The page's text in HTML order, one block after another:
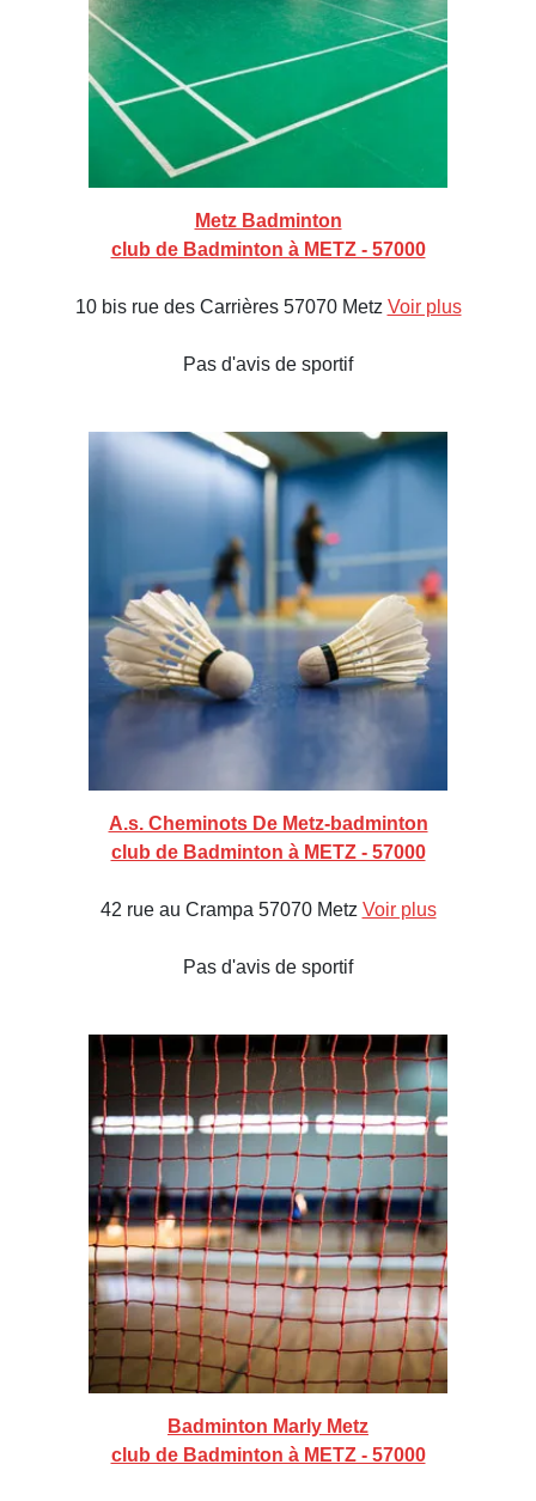
Metz Badminton
club de Badminton à METZ - 57000
10 bis rue des Carrières 57070 Metz Voir plus
Pas d'avis de sportif
A.s. Cheminots De Metz-badminton
club de Badminton à METZ - 57000
42 rue au Crampa 57070 Metz Voir plus
Pas d'avis de sportif
Badminton Marly Metz
club de Badminton à METZ - 57000